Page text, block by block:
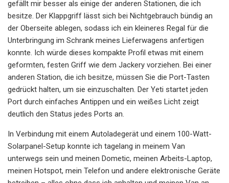
gefällt mir besser als einige der anderen Stationen, die ich
besitze. Der Klappgriff lässt sich bei Nichtgebrauch bündig an
der Oberseite ablegen, sodass ich ein kleineres Regal für die
Unterbringung im Schrank meines Lieferwagens anfertigen
konnte. Ich würde dieses kompakte Profil etwas mit einem
geformten, festen Griff wie dem Jackery vorziehen. Bei einer
anderen Station, die ich besitze, müssen Sie die Port-Tasten
gedrückt halten, um sie einzuschalten. Der Yeti startet jeden
Port durch einfaches Antippen und ein weißes Licht zeigt
deutlich den Status jedes Ports an.
In Verbindung mit einem Autoladegerät und einem 100-Watt-
Solarpanel-Setup konnte ich tagelang in meinem Van
unterwegs sein und meinen Dometic, meinen Arbeits-Laptop,
meinen Hotspot, mein Telefon und andere elektronische Geräte